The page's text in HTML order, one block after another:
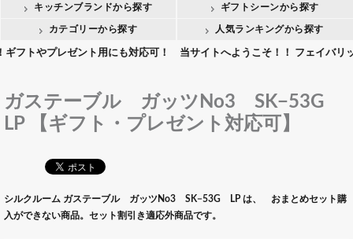
キッチンブランドから探す ギフトシーンから探す
カテゴリーから探す 人気ランキングから探す
やプレゼント用にも対応可！ 当サイトへようこそ！！ フェイバリッ
ガステーブル ガッツNo3 SK−53G
LP 【ギフト・プレゼント対応可】
シルクルーム ガステーブル ガッツNo3 SK−53G LP は、 おまとめセット購
入ができない商品。セット割引き適応外商品です。